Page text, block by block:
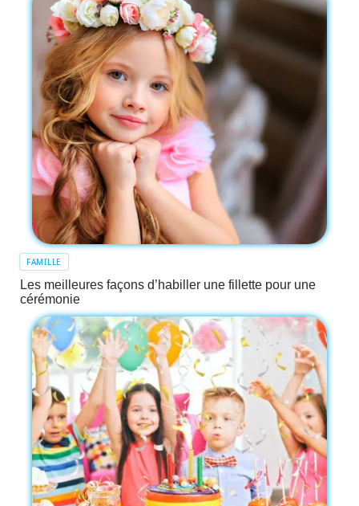
FAMILLE
Les meilleures façons d’habiller une fillette pour une
cérémonie